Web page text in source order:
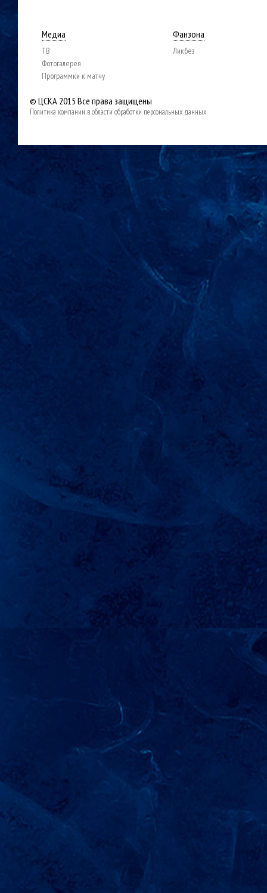
Медиа
ТВ
Фотогалерея
Программки к матчу
Фанзона
Ликбез
© ЦСКА 2015 Все права защищены
Политика компании в области обработки персональных данных